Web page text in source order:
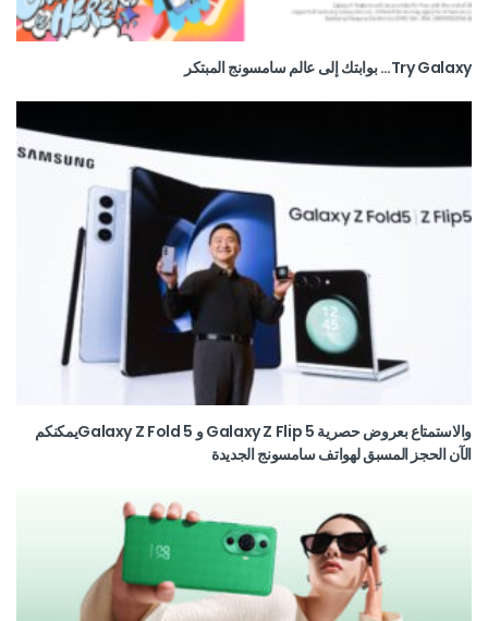
Try Galaxy… بوابتك إلى عالم سامسونج المبتكر
والاستمتاع بعروض حصرية Galaxy Z Flip 5 و Galaxy Z Fold 5يمكنكم
الآن الحجز المسبق لهواتف سامسونج الجديدة